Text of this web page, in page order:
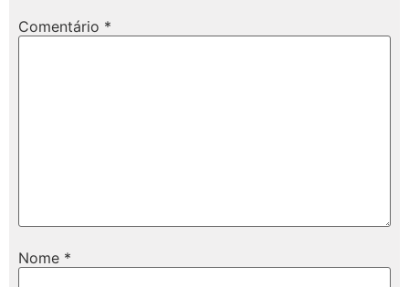
Comentário *
Nome *